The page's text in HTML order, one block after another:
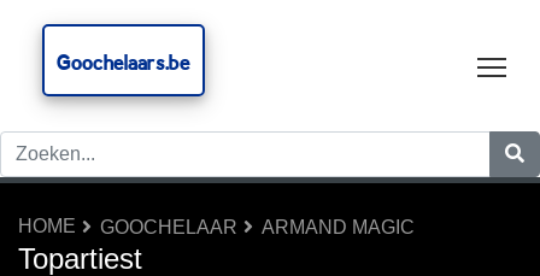
Goochelaars.be
HOME GOOCHELAAR ARMAND MAGIC
Topartiest